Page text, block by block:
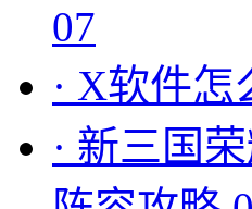
07
· X软件怎
· 新三国